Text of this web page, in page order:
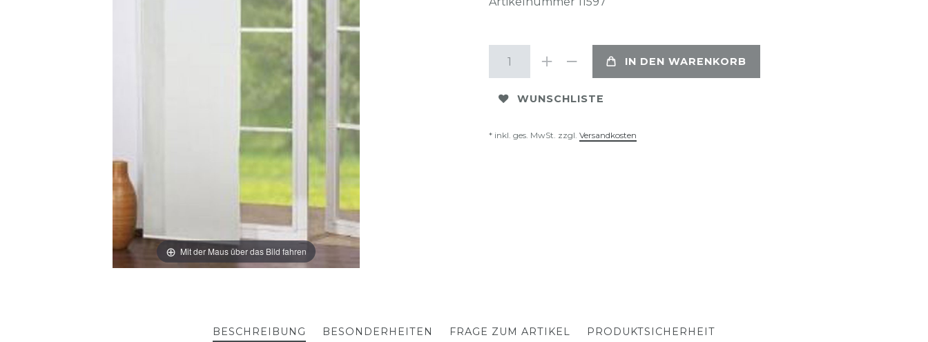
Mit der Maus über das Bild fahren
IN DEN WARENKORB
WUNSCHLISTE
* inkl. ges. MwSt. zzgl. Versandkosten
BESCHREIBUNG BESONDERHEITEN FRAGE ZUM ARTIKEL PRODUKTSICHERHEIT